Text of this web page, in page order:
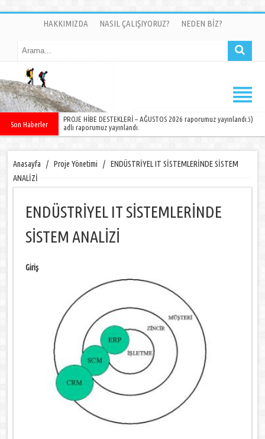
HAKKIMIZDA NASIL ÇALIŞIYORUZ? NEDEN BİZ?
Son Haberler
DÜNYA ÜLKELERİNDE NELER OLUYOR ? SAYI 11 (OCAK-MAYIS 2026)
adlı raporumuz yayınlandı.
Anasayfa / Proje Yönetimi / ENDÜSTRİYEL IT SİSTEMLERİNDE SİSTEM
ANALİZİ
ENDÜSTRİYEL IT SİSTEMLERİNDE
SİSTEM ANALİZİ
Giriş